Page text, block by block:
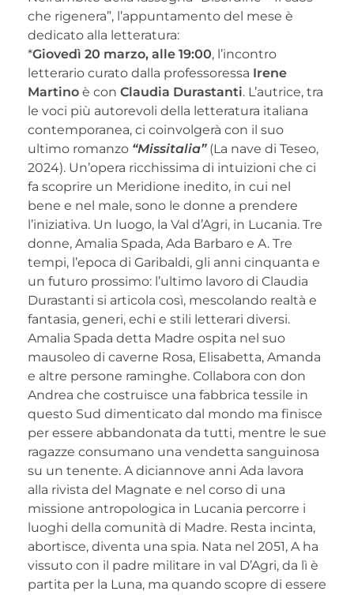
che rigenera”, l’appuntamento del mese è
dedicato alla letteratura:
*Giovedì 20 marzo, alle 19:00, l’incontro
letterario curato dalla professoressa Irene
Martino è con Claudia Durastanti. L’autrice, tra
le voci più autorevoli della letteratura italiana
contemporanea, ci coinvolgerà con il suo
ultimo romanzo “Missitalia”(La nave di Teseo,
2024). Un’opera ricchissima di intuizioni che ci
fa scoprire un Meridione inedito, in cui nel
bene e nel male, sono le donne a prendere
l’iniziativa. Un luogo, la Val d’Agri, in Lucania. Tre
donne, Amalia Spada, Ada Barbaro e A. Tre
tempi, l’epoca di Garibaldi, gli anni cinquanta e
un futuro prossimo: l’ultimo lavoro di Claudia
Durastanti si articola così, mescolando realtà e
fantasia, generi, echi e stili letterari diversi.
Amalia Spada detta Madre ospita nel suo
mausoleo di caverne Rosa, Elisabetta, Amanda
e altre persone raminghe. Collabora con don
Andrea che costruisce una fabbrica tessile in
questo Sud dimenticato dal mondo ma finisce
per essere abbandonata da tutti, mentre le sue
ragazze consumano una vendetta sanguinosa
su un tenente. A diciannove anni Ada lavora
alla rivista del Magnate e nel corso di una
missione antropologica in Lucania percorre i
luoghi della comunità di Madre. Resta incinta,
abortisce, diventa una spia. Nata nel 2051, A ha
vissuto con il padre militare in val D’Agri, da lì è
partita per la Luna, ma quando scopre di essere